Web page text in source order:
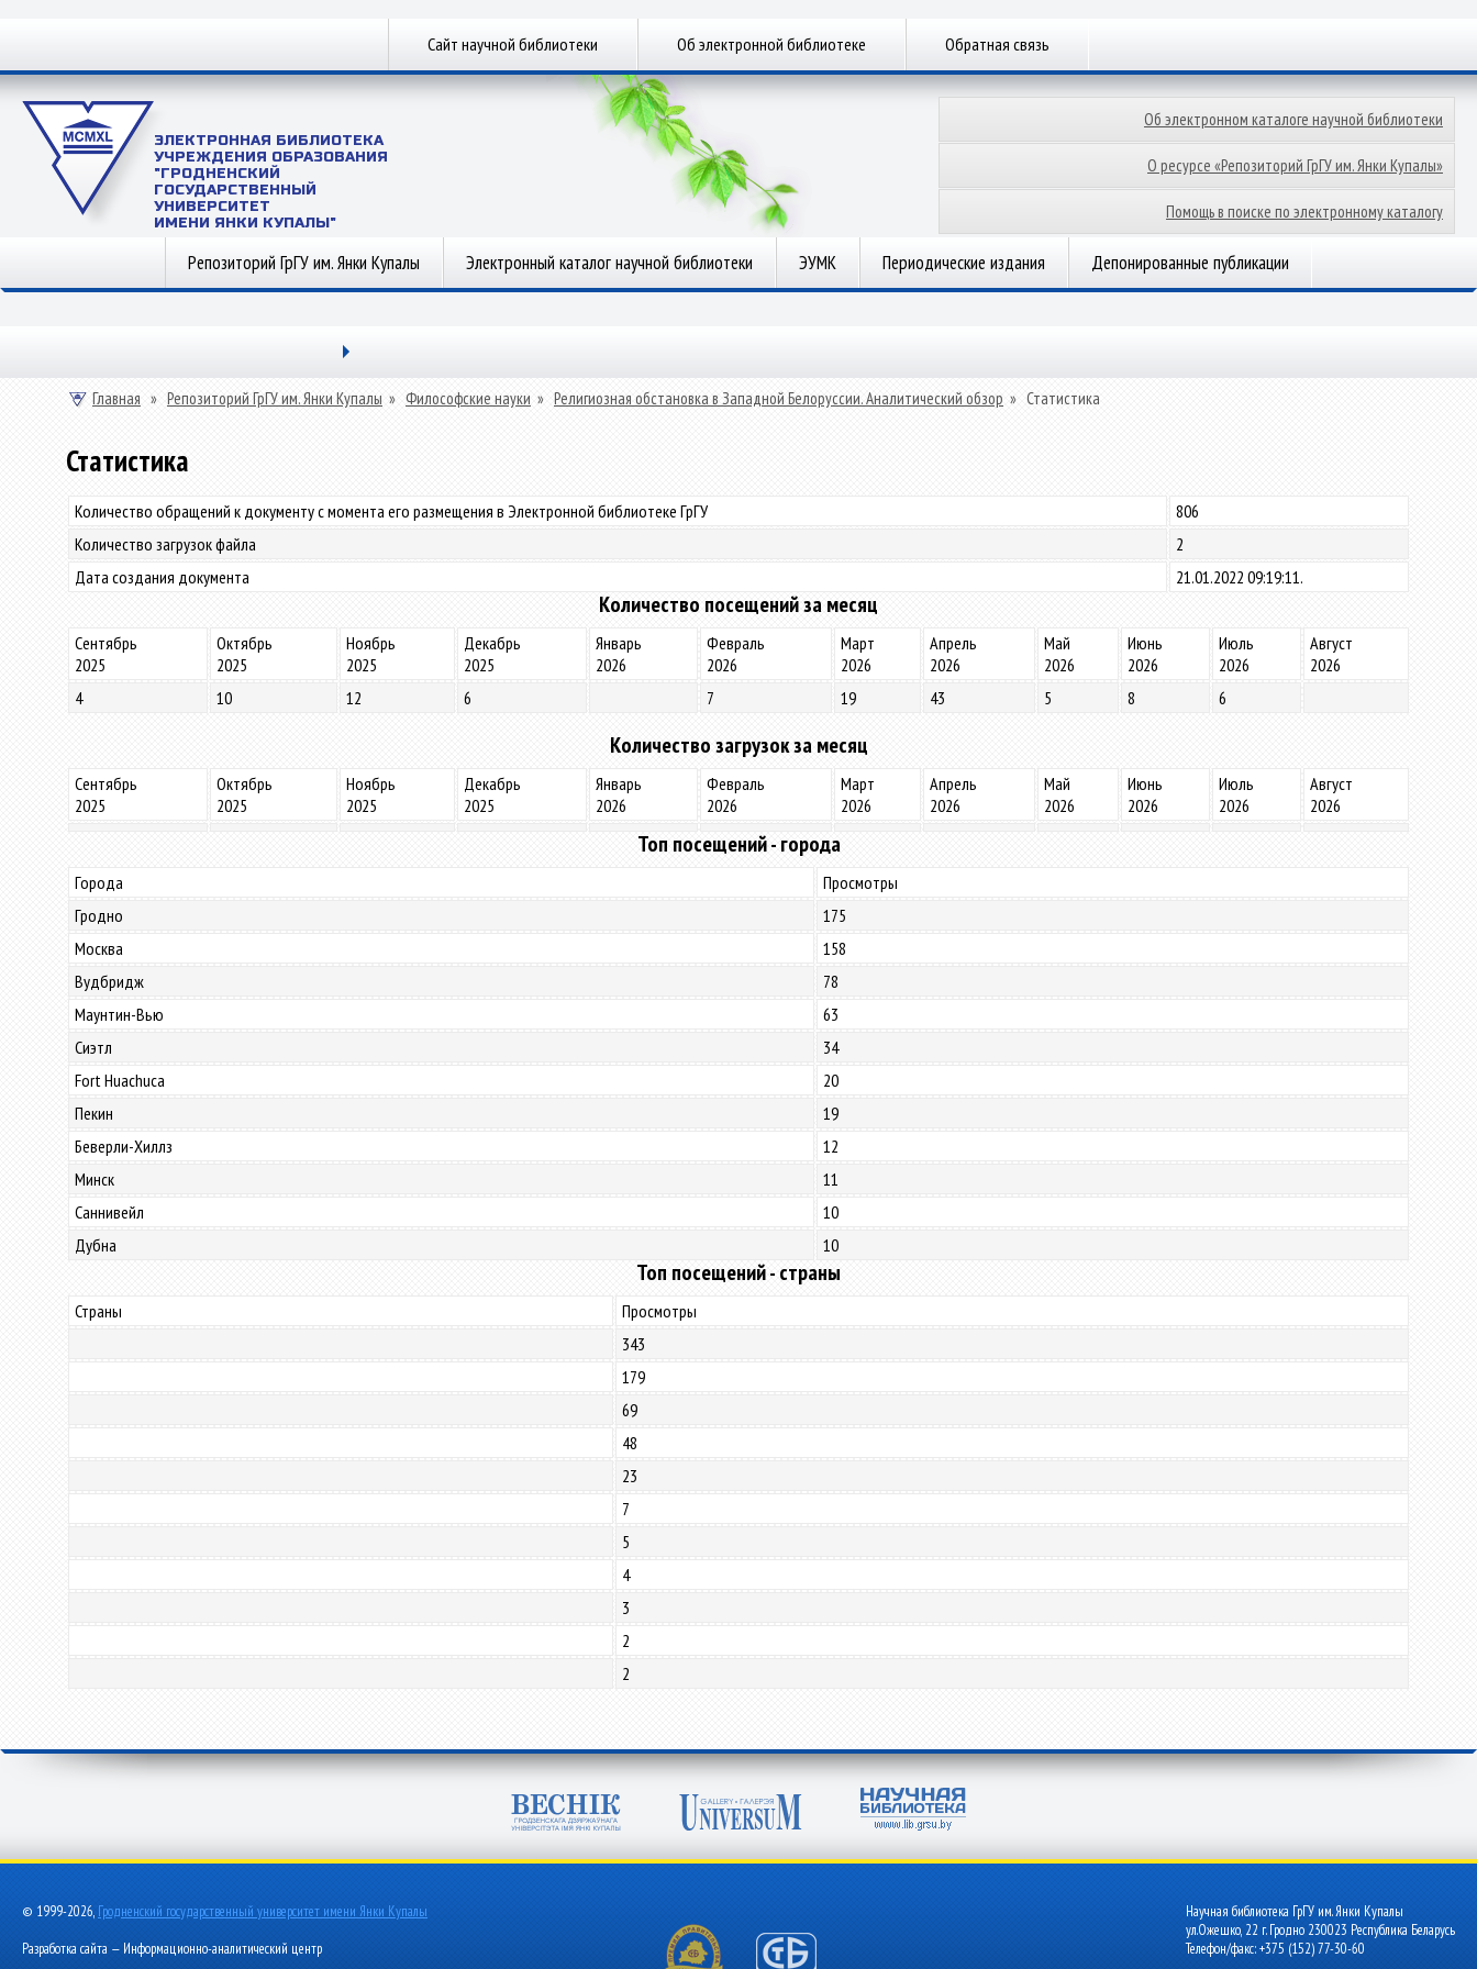
Сайт научной библиотеки Об электронной библиотеке Обратная связь
ЭЛЕКТРОННАЯ БИБЛИОТЕКА
УЧРЕЖДЕНИЯ ОБРАЗОВАНИЯ
"ГРОДНЕНСКИЙ
ГОСУДАРСТВЕННЫЙ
УНИВЕРСИТЕТ
ИМЕНИ ЯНКИ КУПАЛЫ"
Об электронном каталоге научной библиотеки
О ресурсе «Репозиторий ГрГУ им. Янки Купалы»
Помощь в поиске по электронному каталогу
Репозиторий ГрГУ им. Янки Купалы Электронный каталог научной библиотеки ЭУМК Периодические издания Депонированные публикации
Главная » Репозиторий ГрГУ им. Янки Купалы » Философские науки » Религиозная обстановка в Западной Белоруссии. Аналитический обзор » Статистика
Статистика
Количество обращений к документу с момента его размещения в Электронной библиотеке ГрГУ
806
Количество загрузок файла
2
Дата создания документа
21.01.2022 09:19:11.
Количество посещений за месяц
Сентябрь
2025
Октябрь
2025
Ноябрь
2025
Декабрь
2025
Январь
2026
Февраль
2026
Март
2026
Апрель
2026
Май
2026
Июнь
2026
Июль
2026
Август
2026
4
10 12 6 7 19 43 5 8 6
Количество загрузок за месяц
Сентябрь
2025
Октябрь
2025
Ноябрь
2025
Декабрь
2025
Январь
2026
Февраль
2026
Март
2026
Апрель
2026
Май
2026
Июнь
2026
Июль
2026
Август
2026
Топ посещений - города
Города
Просмотры
Гродно
175
Москва
158
Вудбридж
78
Маунтин-Вью
63
Сиэтл
34
Fort Huachuca
20
Пекин
19
Беверли-Хиллз
12
Минск
11
Саннивейл
10
Дубна
10
Топ посещений - страны
Страны
Просмотры
343
179
69
48
23
7
5
4
3
2
2
© 1999-2026, Гродненский государственный университет имени Янки Купалы
Разработка сайта — Информационно-аналитический центр
Научная библиотека ГрГУ им. Янки Купалы
ул.Ожешко, 22 г. Гродно 230023 Республика Беларусь
Телефон/факс: +375 (152) 77-30-60